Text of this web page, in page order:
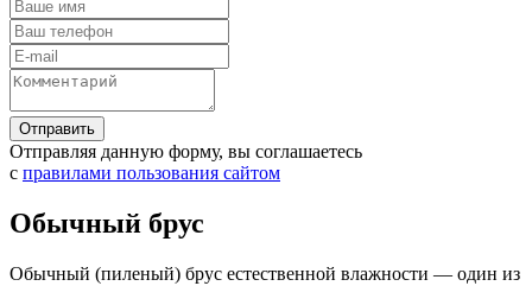
Отправляя данную форму, вы соглашаетесь
с правилами пользования сайтом
Обычный брус
Обычный (пиленый) брус естественной влажности — один из